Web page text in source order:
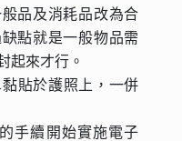
品及消耗品改為合
點就是一般物品需
起來才行。
貼於護照上，一併
手續開始實施電子